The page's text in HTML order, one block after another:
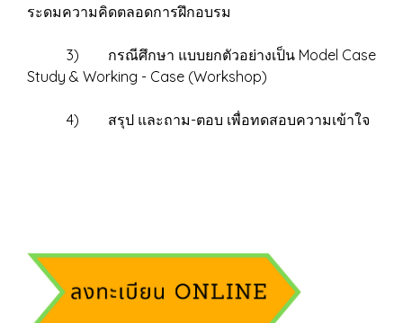
ระดมความคิดตลอดการฝึกอบรม
3) กรณีศึกษา แบบยกตัวอย่างเป็น Model Case
Study & Working - Case (Workshop)
4) สรุป และถาม-ตอบ เพื่อทดสอบความเข้าใจ